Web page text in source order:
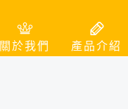
關於我們 產品介紹